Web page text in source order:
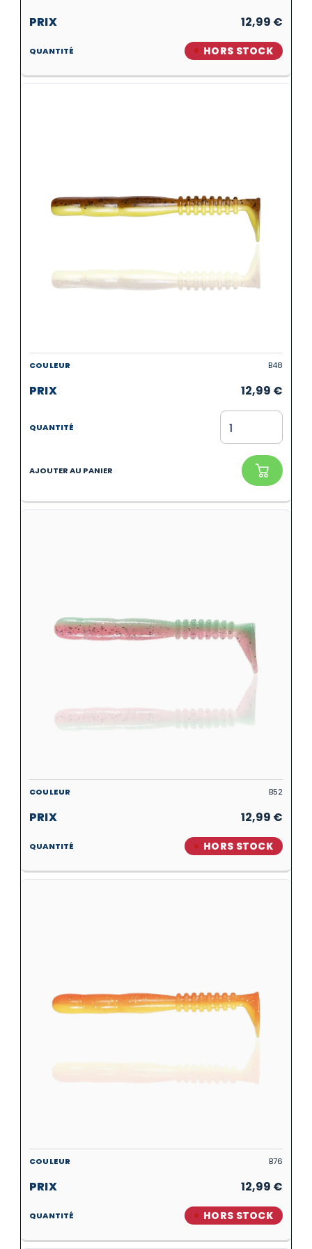
12,99 €
HORS STOCK
B48
12,99 €
B52
12,99 €
HORS STOCK
B76
12,99 €
HORS STOCK